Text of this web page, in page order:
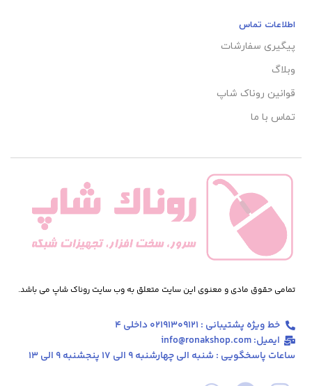
اطلاعات تماس
پیگیری سفارشات
وبلاگ
قوانین روناک شاپ
تماس با ما
تمامی حقوق مادی و معنوی این سایت متعلق به وب سایت روناک شاپ می باشد.
خط ویژه پشتیبانی : 02191309121 داخلی 4
ایمیل: info@ronakshop.com
ساعات پاسخگویی : شنبه الی چهارشنبه 9 الی 17 پنجشنبه 9 الی 13